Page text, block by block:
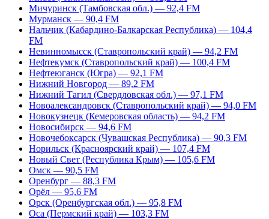
Мичуринск (Тамбовская обл.) — 92,4 FM
Мурманск — 90,4 FM
Нальчик (Кабардино-Балкарская Республика) — 104,4
FM
Невинномысск (Ставропольский край) — 94,2 FM
Нефтекумск (Ставропольский край) — 100,4 FM
Нефтеюганск (Югра) — 92,1 FM
Нижний Новгород — 89,2 FM
Нижний Тагил (Свердловская обл.) — 97,1 FM
Новоалександровск (Ставропольский край) — 94,0 FM
Новокузнецк (Кемеровская область) — 94,2 FM
Новосибирск — 94,6 FM
Новочебоксарск (Чувашская Республика) — 90,3 FM
Норильск (Красноярский край) — 107,4 FM
Новый Свет (Республика Крым) — 105,6 FM
Омск — 90,5 FM
Оренбург — 88,3 FM
Орёл — 95,6 FM
Орск (Оренбургская обл.) — 95,8 FM
Оса (Пермский край) — 103,3 FM